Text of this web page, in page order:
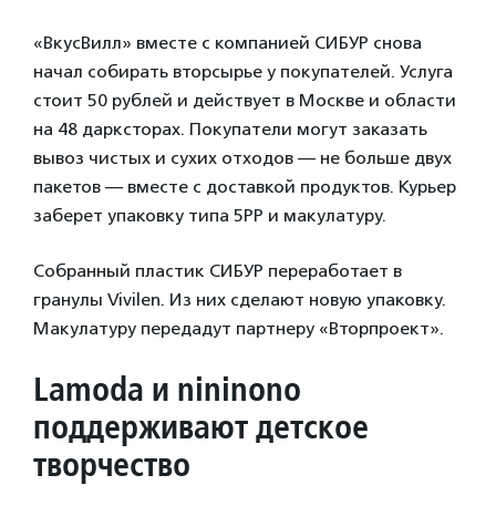
«ВкусВилл» вместе с компанией СИБУР снова
начал собирать вторсырье у покупателей. Услуга
стоит 50 рублей и действует в Москве и области
на 48 дарксторах. Покупатели могут заказать
вывоз чистых и сухих отходов — не больше двух
пакетов — вместе с доставкой продуктов. Курьер
заберет упаковку типа 5PP и макулатуру.
Собранный пластик СИБУР переработает в
гранулы Vivilen. Из них сделают новую упаковку.
Макулатуру передадут партнеру «Вторпроект».
Lamoda и nininono
поддерживают детское
творчество